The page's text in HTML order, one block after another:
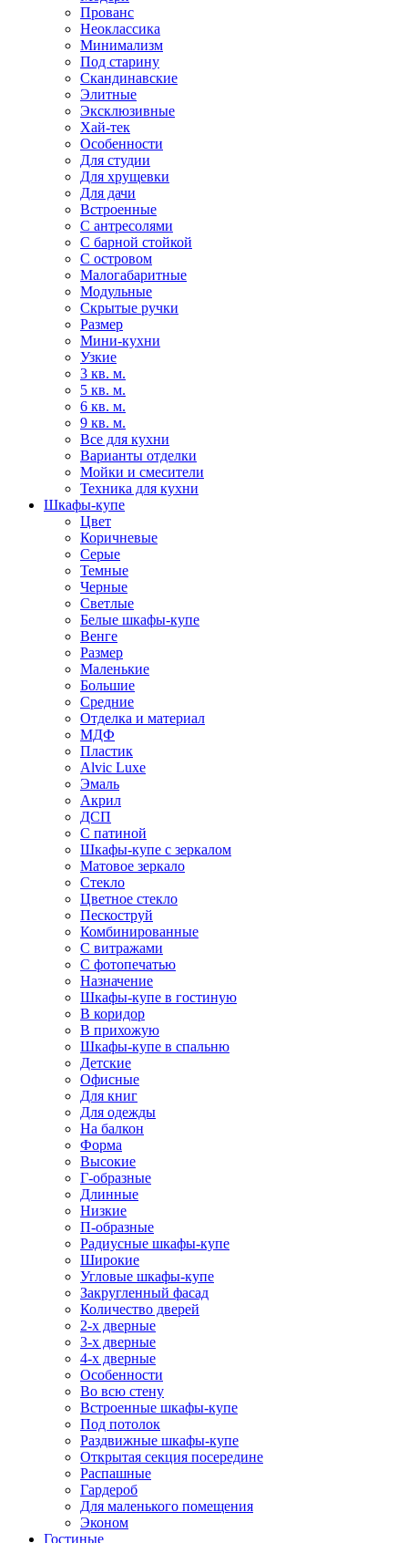
Прованс
Неоклассика
Минимализм
Под старину
Скандинавские
Элитные
Эксклюзивные
Хай-тек
Особенности
Для студии
Для хрущевки
Для дачи
Встроенные
С антресолями
С барной стойкой
С островом
Малогабаритные
Модульные
Скрытые ручки
Размер
Мини-кухни
Узкие
3 кв. м.
5 кв. м.
6 кв. м.
9 кв. м.
Все для кухни
Варианты отделки
Мойки и смесители
Техника для кухни
Шкафы-купе
Цвет
Коричневые
Серые
Темные
Черные
Светлые
Белые шкафы-купе
Венге
Размер
Маленькие
Большие
Средние
Отделка и материал
МДФ
Пластик
Alvic Luxe
Эмаль
Акрил
ДСП
С патиной
Шкафы-купе с зеркалом
Матовое зеркало
Стекло
Цветное стекло
Пескоструй
Комбинированные
С витражами
С фотопечатью
Назначение
Шкафы-купе в гостиную
В коридор
В прихожую
Шкафы-купе в спальню
Детские
Офисные
Для книг
Для одежды
На балкон
Форма
Высокие
Г-образные
Длинные
Низкие
П-образные
Радиусные шкафы-купе
Широкие
Угловые шкафы-купе
Закругленный фасад
Количество дверей
2-х дверные
3-х дверные
4-х дверные
Особенности
Во всю стену
Встроенные шкафы-купе
Под потолок
Раздвижные шкафы-купе
Открытая секция посередине
Распашные
Гардероб
Для маленького помещения
Эконом
Гостиные